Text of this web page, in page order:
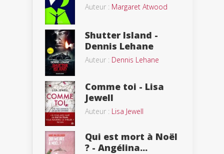
Auteur : Margaret Atwood
Shutter Island -
Dennis Lehane
Auteur : Dennis Lehane
Comme toi - Lisa
Jewell
Auteur : Lisa Jewell
Qui est mort à Noël
? - Angélina...